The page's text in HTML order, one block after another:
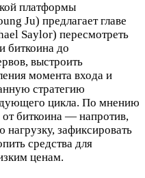
платформы
Ju) предлагает главе
Saylor) пересмотреть
биткоина до
выстроить
момента входа и
стратегию
цикла. По мнению
от биткоина — напротив,
нагрузку, зафиксировать
средства для
ценам.